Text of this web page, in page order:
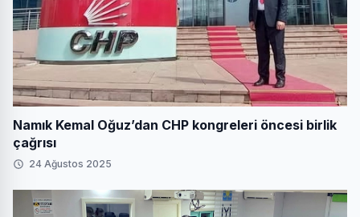
Namık Kemal Oğuz’dan CHP kongreleri öncesi birlik
çağrısı
24 Ağustos 2025